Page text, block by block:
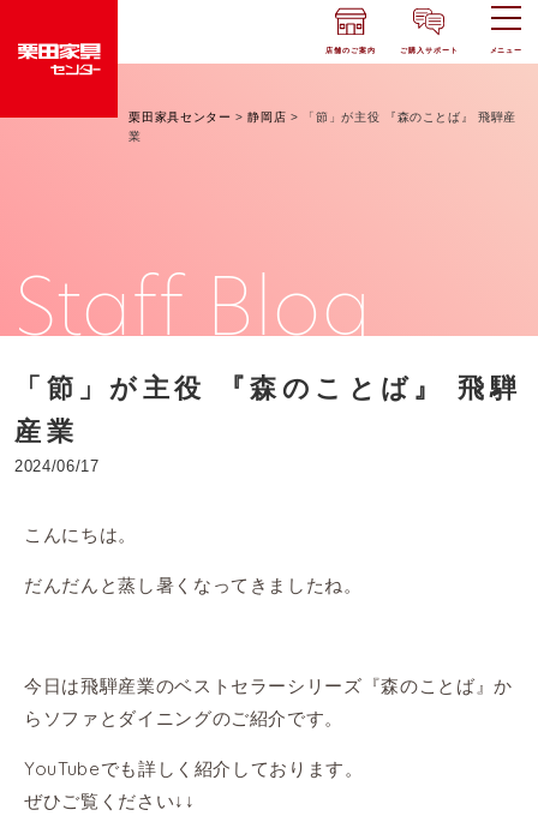
店舗のご案内 ご購入サポート メニュー
栗田家具センター >静岡店 >
「節」が主役 『森のことば』 飛騨産
業
Staff Blog
「節」が主役 『森のことば』 飛騨
産業
2024/06/17
こんにちは。
だんだんと蒸し暑くなってきましたね。
今日は飛騨産業のベストセラーシリーズ『森のことば』か
らソファとダイニングのご紹介です。
YouTubeでも詳しく紹介しております。
ぜひご覧ください↓↓